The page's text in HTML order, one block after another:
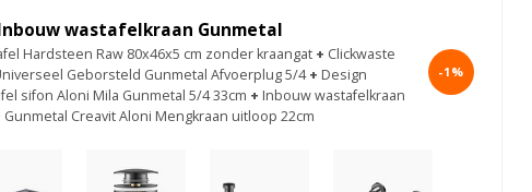
wastafelkraan Gunmetal
Hardsteen Raw 80x46x5 cm zonder kraangat + Clickwaste
Geborsteld Gunmetal Afvoerplug 5/4 + Design
sifon Aloni Mila Gunmetal 5/4 33cm + Inbouw wastafelkraan
Gunmetal Creavit Aloni Mengkraan uitloop 22cm
-1%